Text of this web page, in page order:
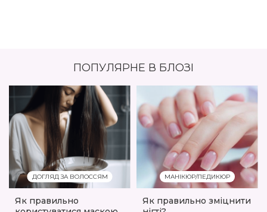
ПОПУЛЯРНЕ В БЛОЗІ
ДОГЛЯД ЗА ВОЛОССЯМ
Як правильно
МАНІКЮР/ПЕДИКЮР
Як правильно зміцнити